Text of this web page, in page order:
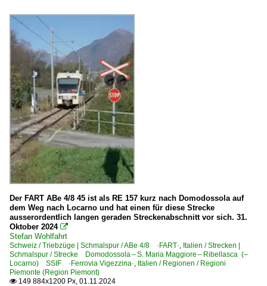
Der FART ABe 4/8 45 ist als RE 157 kurz nach Domodossola auf
dem Weg nach Locarno und hat einen für diese Strecke
ausserordentlich langen geraden Streckenabschnitt vor sich. 31.
Oktober 2024 
Stefan Wohlfahrt
Schweiz / Triebzüge | Schmalspur / ABe 4/8 ·FART· Italien / Strecken |
Schmalspur / Strecke Domodossola – S. Maria Maggiore – Ribellasca (–
Locarno) SSIF ·Ferrovia Vigezzina· Italien / Regionen / Regioni
Piemonte (Region Piemont)
 149 884x1200 Px, 01.11.2024